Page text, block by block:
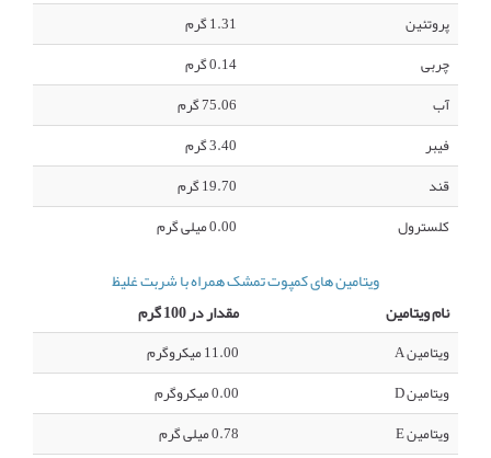
پروتئین
1.31 گرم
چربی
0.14 گرم
آب
75.06 گرم
فیبر
3.40 گرم
قند
19.70 گرم
کلسترول
0.00 میلی گرم
ویتامین های کمپوت تمشک همراه با شربت غلیظ
نام ویتامین
مقدار در 100 گرم
ویتامین A
11.00 میکروگرم
ویتامین D
0.00 میکروگرم
ویتامین E
0.78 میلی گرم